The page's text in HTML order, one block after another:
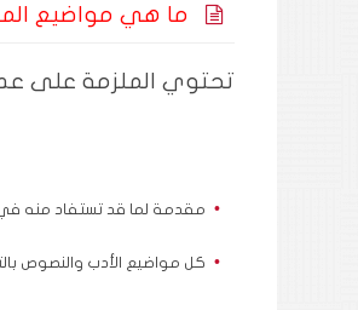
ما هي مواضيع
تحتوي الملزمة على
مقدمة لما قد تستفاد منه في
كل مواضيع الأدب والنصوص